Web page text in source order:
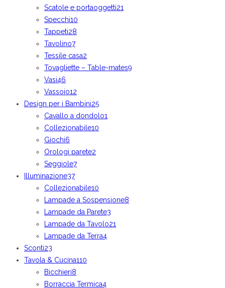
Scatole e portaoggetti21
Specchi10
Tappeti28
Tavolino7
Tessile casa2
Tovagliette – Table-mates9
Vasi46
Vassoio12
Design per i Bambini25
Cavallo a dondolo1
Collezionabile10
Giochi6
Orologi parete2
Seggiole7
Illuminazione37
Collezionabile10
Lampade a Sospensione8
Lampade da Parete3
Lampade da Tavolo21
Lampade da Terra4
Sconti23
Tavola & Cucina110
Bicchieri8
Borraccia Termica4